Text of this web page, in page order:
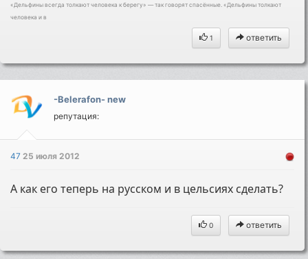
«Дельфины всегда толкают человека к берегу» — так говорят спасённые. «Дельфины толкают
человека и в
1 ответить
-Belerafon- new
репутация:
4725 июля 2012
А как его теперь на русском и в цельcиях сделать?
0 ответить